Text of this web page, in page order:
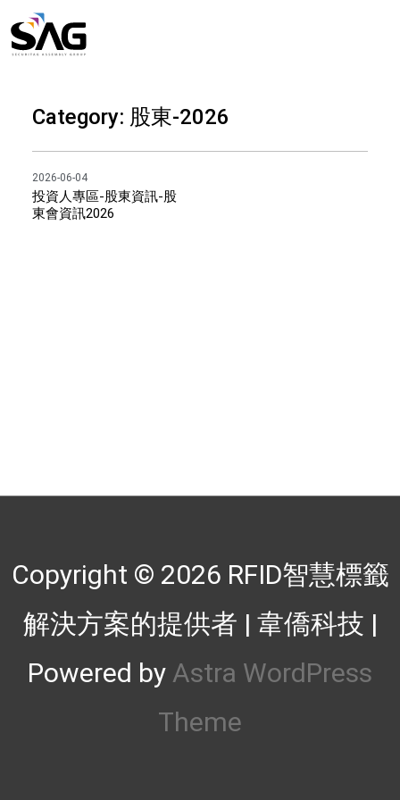
Skip
to
content
Category: 股東-2026
投資人專區-股東資訊-股
東會資訊2026
2026-06-04
Copyright © 2026 RFID智慧標籤
解決方案的提供者 | 韋僑科技 |
Powered by Astra WordPress
Theme